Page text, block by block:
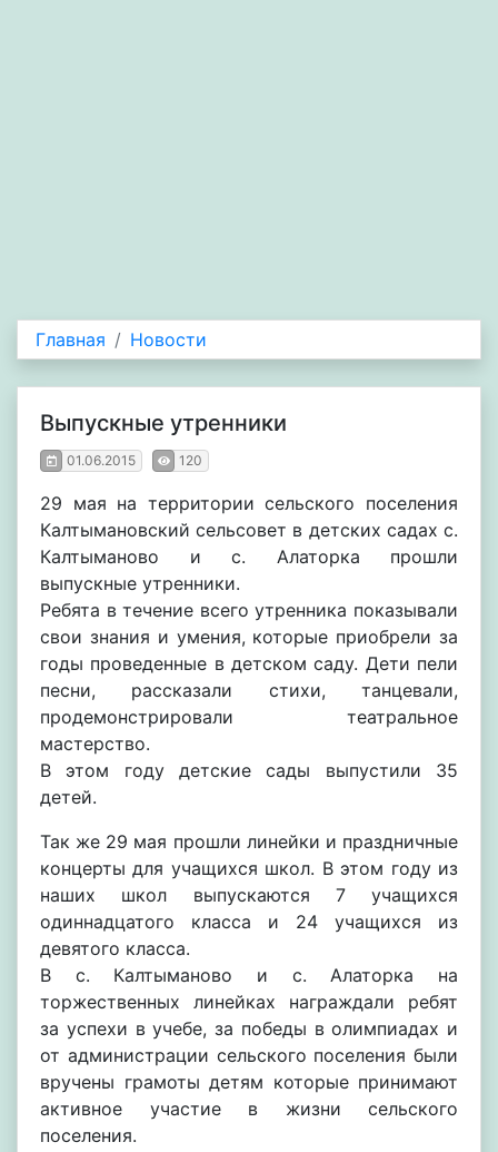
Главная Новости
Выпускные утренники
01.06.2015 120
29 мая на территории сельского поселения
Калтымановский сельсовет в детских садах с.
Калтыманово и с. Алаторка прошли
выпускные утренники.
Ребята в течение всего утренника показывали
свои знания и умения, которые приобрели за
годы проведенные в детском саду. Дети пели
песни, рассказали стихи, танцевали,
продемонстрировали театральное
мастерство.
В этом году детские сады выпустили 35
детей.
Так же 29 мая прошли линейки и праздничные
концерты для учащихся школ. В этом году из
наших школ выпускаются 7 учащихся
одиннадцатого класса и 24 учащихся из
девятого класса.
В с. Калтыманово и с. Алаторка на
торжественных линейках награждали ребят
за успехи в учебе, за победы в олимпиадах и
от администрации сельского поселения были
вручены грамоты детям которые принимают
активное участие в жизни сельского
поселения.